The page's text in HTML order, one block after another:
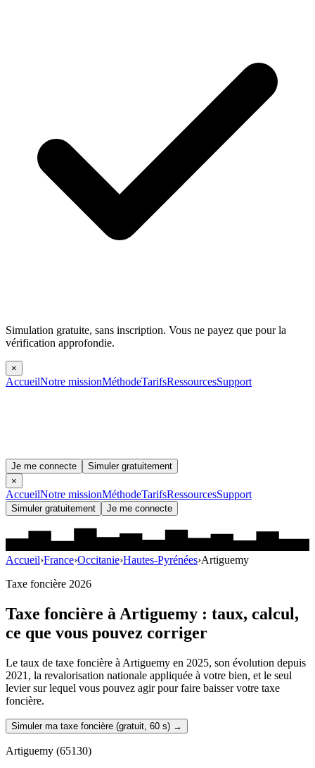
Simulation gratuite, sans inscription. Vous ne payez que pour la
vérification approfondie.
×
AccueilNotre missionMéthodeTarifsRessourcesSupport
Je me connecte
Simuler gratuitement
×
AccueilNotre missionMéthodeTarifsRessourcesSupport
Simuler gratuitement Je me connecte
Accueil›France›Occitanie›Hautes-Pyrénées›Artiguemy
Taxe foncière 2026
Taxe foncière àArtiguemy : taux, calcul,
ce que vous pouvez corriger
Le taux de taxe foncière à Artiguemy en 2025, son évolution depuis
2021, la revalorisation nationale appliquée à votre bien, et le seul
levier sur lequel vous pouvez agir pour faire baisser votre taxe
foncière.
Simuler ma taxe foncière (gratuit, 60 s) →
Artiguemy (65130)